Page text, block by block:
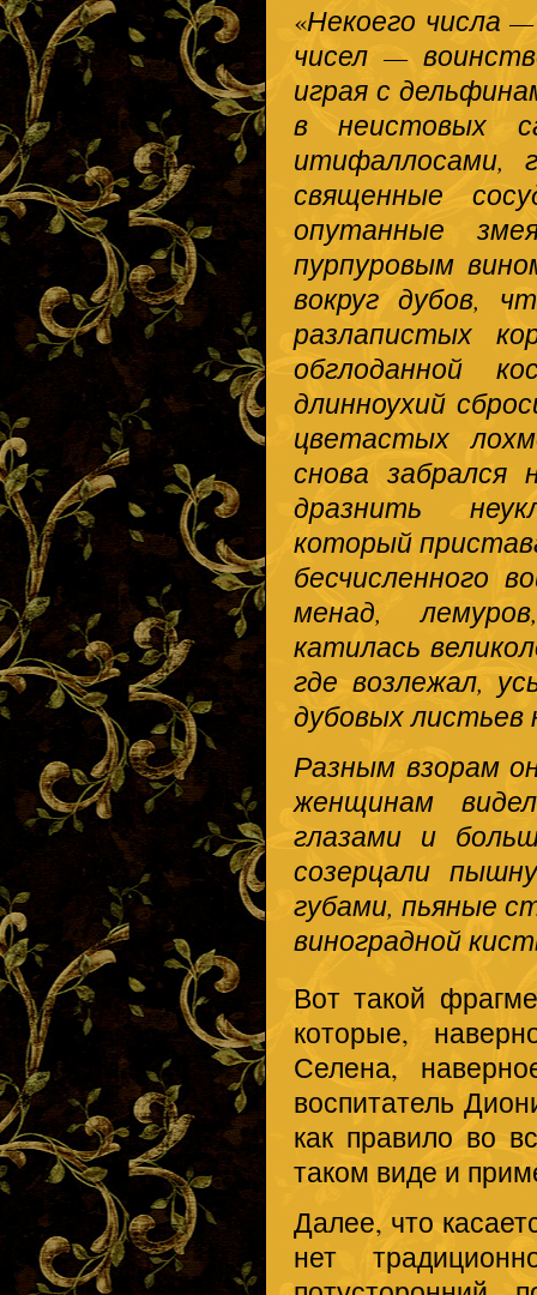
«Некоего числа
чисел —
играя с
в неистовых
итифаллосами,
священные
опутанные
пурпуровым
вокруг дубов,
разлапистых
обглоданной
длинноухий
цветастых
снова забрался
дразнить
который
бесчисленного
менад,
катилась
где возлежал,
дубовых листьев
Разным взорам
женщинам
глазами и
созерцали
губами, пьяные
виноградной
Вот такой
которые,
Селена,
воспитатель
как правило во
таком виде и
Далее, что
нет